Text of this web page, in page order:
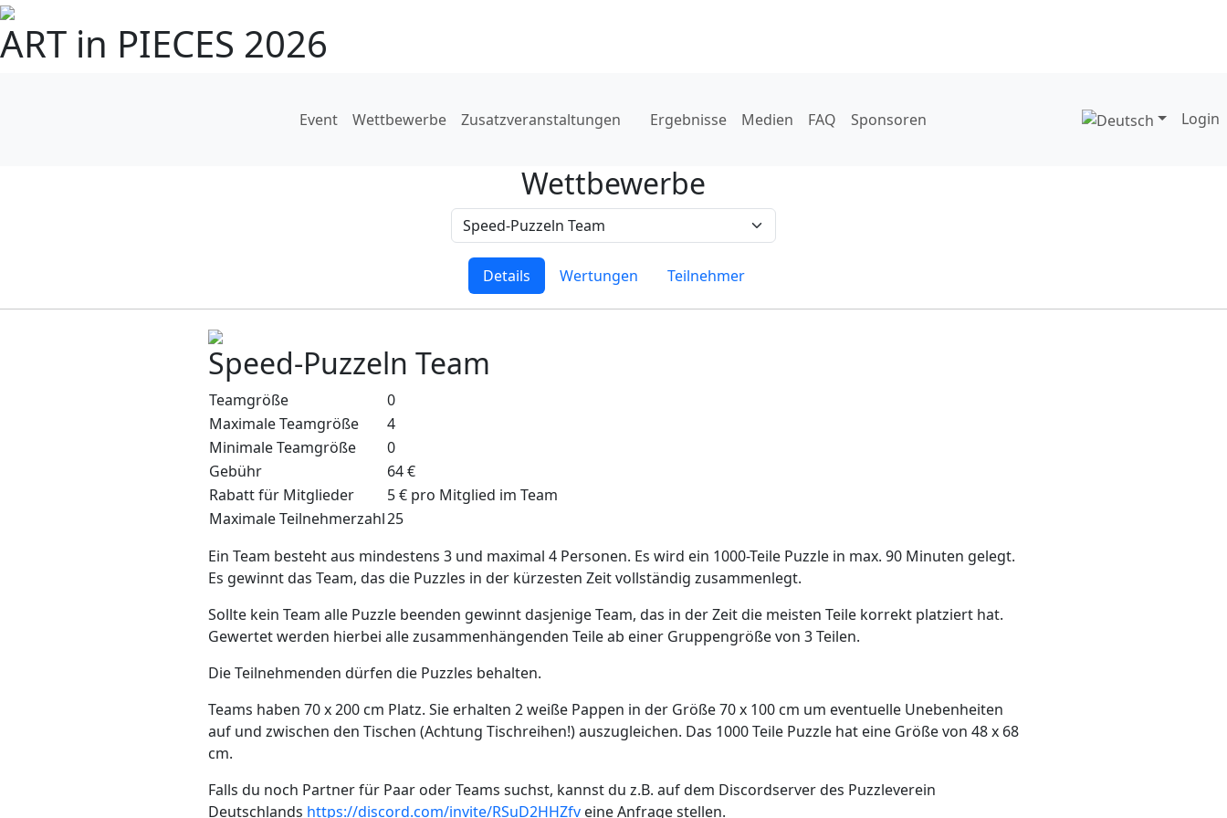
ART in PIECES 2026
Event Wettbewerbe Zusatzveranstaltungen Ergebnisse Medien FAQ Sponsoren Login
Wettbewerbe
Details Wertungen Teilnehmer
Speed-Puzzeln Team
Teamgröße
0
Maximale Teamgröße
4
Minimale Teamgröße
0
Gebühr
64 €
Rabatt für Mitglieder
5 € pro Mitglied im Team
Maximale Teilnehmerzahl25
Ein Team besteht aus mindestens 3 und maximal 4 Personen. Es wird ein 1000-Teile Puzzle in max. 90 Minuten gelegt.
Es gewinnt das Team, das die Puzzles in der kürzesten Zeit vollständig zusammenlegt.
Sollte kein Team alle Puzzle beenden gewinnt dasjenige Team, das in der Zeit die meisten Teile korrekt platziert hat.
Gewertet werden hierbei alle zusammenhängenden Teile ab einer Gruppengröße von 3 Teilen.
Die Teilnehmenden dürfen die Puzzles behalten.
Teams haben 70 x 200 cm Platz. Sie erhalten 2 weiße Pappen in der Größe 70 x 100 cm um eventuelle Unebenheiten
auf und zwischen den Tischen (Achtung Tischreihen!) auszugleichen. Das 1000 Teile Puzzle hat eine Größe von 48 x 68
cm.
Falls du noch Partner für Paar oder Teams suchst, kannst du z.B. auf dem Discordserver des Puzzleverein
Deutschlands https://discord.com/invite/RSuD2HHZfv eine Anfrage stellen.